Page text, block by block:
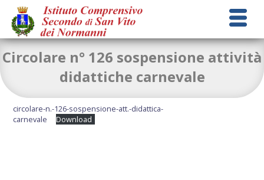
Circolare n° 126 sospensione attività
didattiche carnevale
circolare-n.-126-sospensione-att.-didattica-
carnevale
Download